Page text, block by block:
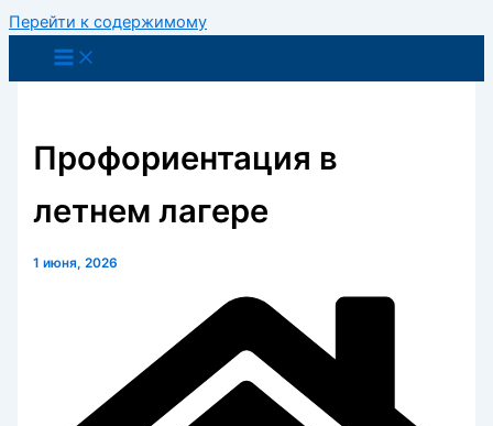
Перейти к содержимому
Профориентация в
летнем лагере
1 июня, 2026